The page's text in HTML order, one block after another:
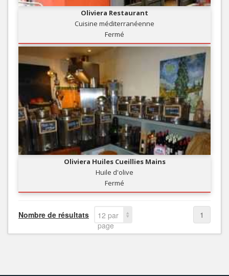
Oliviera Restaurant
Cuisine méditerranéenne
Fermé
Oliviera Huiles Cueillies Mains
Huile d'olive
Fermé
Nombre de résultats
12 par
page
1